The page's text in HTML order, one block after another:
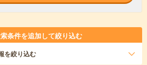
条件を追加して絞り込む
を絞り込む